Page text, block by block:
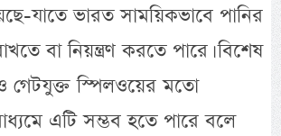
যাতে ভারত সাময়িকভাবে পানির
বা নিয়ন্ত্রণ করতে পারে। বিশেষ
গেটযুক্ত স্পিলওয়ের মতো
এটি সম্ভব হতে পারে বলে